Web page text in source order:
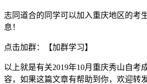
志同道合的同学可以加入重庆地区的考
息！
点击加群：【加群学习】
以上就是有关2019年10月重庆秀山自考
容，如果这篇文章有帮助到你，欢迎转